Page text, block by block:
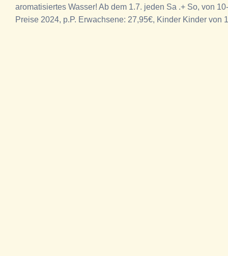
aromatisiertes Wasser! Ab dem 1.7. jeden Sa .+ So, von
Preise 2024, p.P. Erwachsene: 27,95€, Kinder Kinder